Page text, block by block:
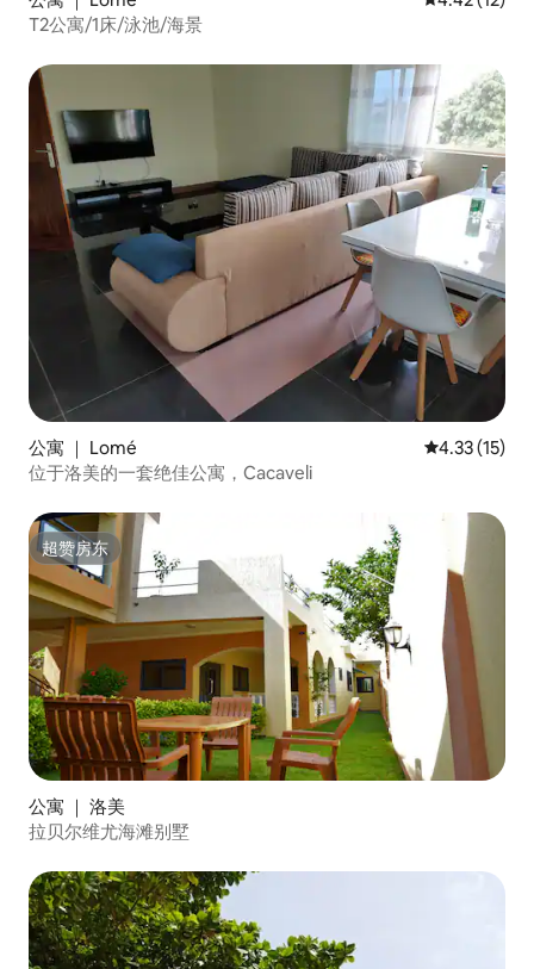
T2公寓/1床/泳池/海景
公寓 ｜ Lomé 平均评分
4.33 (15)
位于洛美的一套绝佳公寓，Cacaveli
超赞房东
超赞房东
公寓 ｜ 洛美
拉贝尔维尤海滩别墅